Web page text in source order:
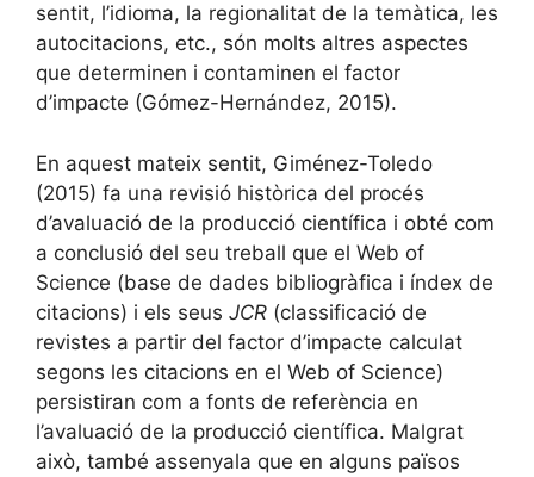
sentit, l’idioma, la regionalitat de la temàtica, les
autocitacions, etc., són molts altres aspectes
que determinen i contaminen el factor
d’impacte (Gómez-Hernández, 2015).
En aquest mateix sentit, Giménez-Toledo
(2015) fa una revisió històrica del procés
d’avaluació de la producció científica i obté com
a conclusió del seu treball que el Web of
Science (base de dades bibliogràfica i índex de
citacions) i els seus JCR (classificació de
revistes a partir del factor d’impacte calculat
segons les citacions en el Web of Science)
persistiran com a fonts de referència en
l’avaluació de la producció científica. Malgrat
això, també assenyala que en alguns països